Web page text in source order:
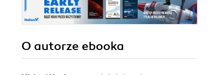
O autorze ebooka